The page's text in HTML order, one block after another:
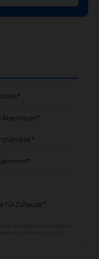
für Zuhause